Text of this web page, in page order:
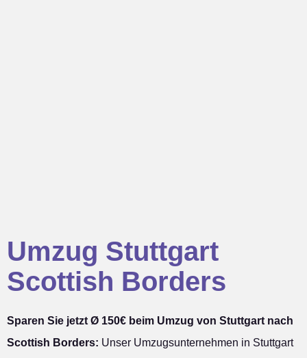
Umzug Stuttgart
Scottish Borders
Sparen Sie jetzt Ø 150€ beim Umzug von Stuttgart nach
Scottish Borders: Unser Umzugsunternehmen in Stuttgart